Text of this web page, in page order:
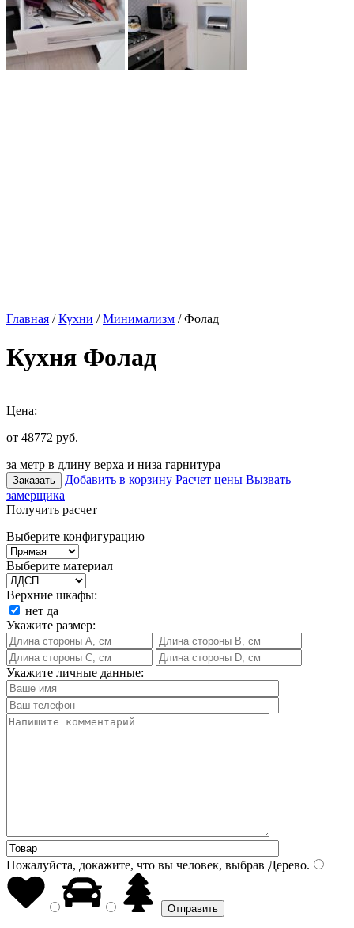
Главная /Кухни /Минимализм / Фолад
Кухня Фолад
Цена:
от 48772 руб.
за метр в длину верха и низа гарнитура
Заказать Добавить в корзину Расчет цены Вызвать
замерщика
Получить расчет
Выберите конфигурацию
Выберите материал
Верхние шкафы:
нет да
Укажите размер:
Укажите личные данные:
Пожалуйста, докажите, что вы человек, выбрав Дерево.